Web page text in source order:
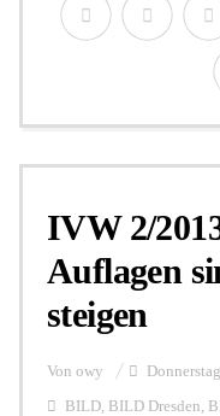
IVW 2/
Auflagen
steigen
Von owy
BILD, BILD Dresden,